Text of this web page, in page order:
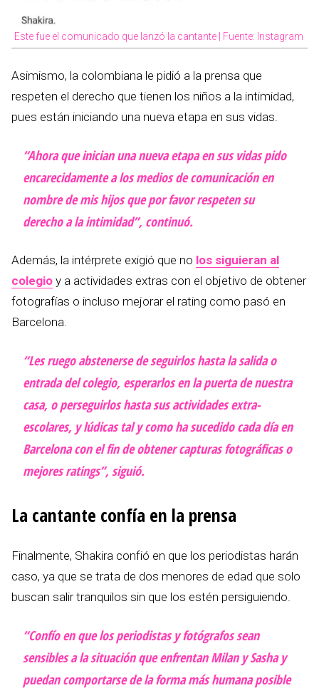
Este fue el comunicado que lanzó la cantante | Fuente: Instagram
Asimismo, la colombiana le pidió a la prensa que
respeten el derecho que tienen los niños a la intimidad,
pues están iniciando una nueva etapa en sus vidas.
“Ahora que inician una nueva etapa en sus vidas pido
encarecidamente a los medios de comunicación en
nombre de mis hijos que por favor respeten su
derecho a la intimidad”, continuó.
Además, la intérprete exigió que no los siguieran al
colegio y a actividades extras con el objetivo de obtener
fotografías o incluso mejorar el rating como pasó en
Barcelona.
“Les ruego abstenerse de seguirlos hasta la salida o
entrada del colegio, esperarlos en la puerta de nuestra
casa, o perseguirlos hasta sus actividades extra-
escolares, y lúdicas tal y como ha sucedido cada día en
Barcelona con el fin de obtener capturas fotográficas o
mejores ratings”, siguió.
La cantante confía en la prensa
Finalmente, Shakira confió en que los periodistas harán
caso, ya que se trata de dos menores de edad que solo
buscan salir tranquilos sin que los estén persiguiendo.
“Confío en que los periodistas y fotógrafos sean
sensibles a la situación que enfrentan Milan y Sasha y
puedan comportarse de la forma más humana posible